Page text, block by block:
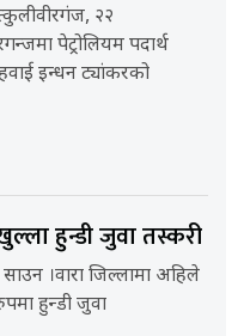
२२
पेट्रोलियम पदार्थ
इन्धन ट्यांकरको
हुन्डी जुवा तस्करी
साउन ।वारा जिल्लामा अहिले
हुन्डी जुवा